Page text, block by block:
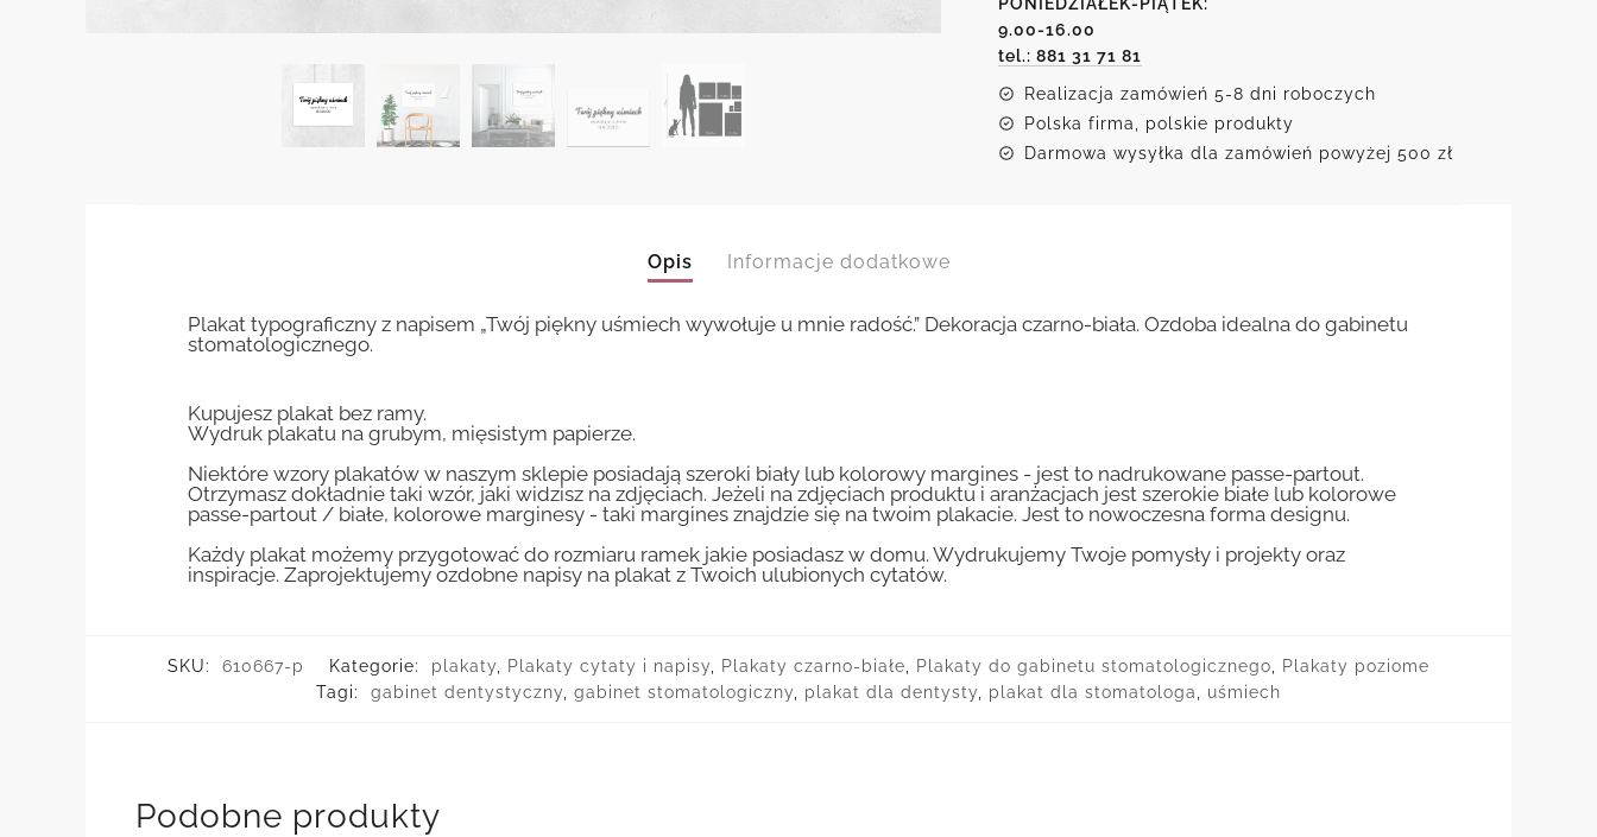
uśmiech
9.00-16.00
tel.: 881 31 71 81
Realizacja zamówień 5-8 dni roboczych
Polska firma, polskie produkty
Darmowa wysyłka dla zamówień powyżej 500 zł
Opis Informacje dodatkowe
Plakat typograficzny z napisem „Twój piękny uśmiech wywołuje u mnie radość.” Dekoracja czarno-biała. Ozdoba idealna do gabinetu
stomatologicznego.
Kupujesz plakat bez ramy.
Wydruk plakatu na grubym, mięsistym papierze.
Niektóre wzory plakatów w naszym sklepie posiadają szeroki biały lub kolorowy margines - jest to nadrukowane passe-partout.
Otrzymasz dokładnie taki wzór, jaki widzisz na zdjęciach. Jeżeli na zdjęciach produktu i aranżacjach jest szerokie białe lub kolorowe
passe-partout / białe, kolorowe marginesy - taki margines znajdzie się na twoim plakacie. Jest to nowoczesna forma designu.
Każdy plakat możemy przygotować do rozmiaru ramek jakie posiadasz w domu. Wydrukujemy Twoje pomysły i projekty oraz
inspiracje. Zaprojektujemy ozdobne napisy na plakat z Twoich ulubionych cytatów.
SKU: 610667-p Kategorie: plakaty Plakaty cytaty i napisy Plakaty czarno-białe Plakaty do gabinetu stomatologicznego
Plakaty poziome
Tagi:
gabinet dentystyczny gabinet stomatologiczny plakat dla dentysty plakat dla stomatologa uśmiech
Podobne produkty